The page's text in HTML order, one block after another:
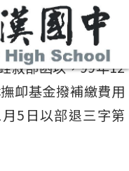
敘部函以，99年12
卹基金撥補繳費用
5日以部退三字第